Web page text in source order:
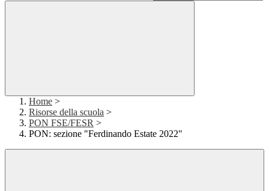
Home >
Risorse della scuola >
PON FSE/FESR >
PON: sezione "Ferdinando Estate 2022"